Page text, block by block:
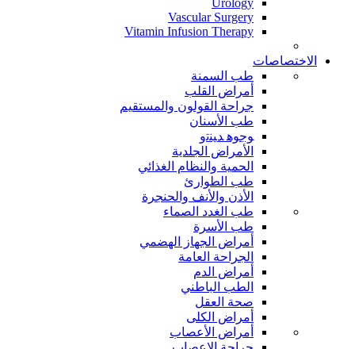
Vascular Surgery
Vitamin Infusion Therapy
الاختصاصات
طب السمنة
أمراض القلب
جراحة القولون والمستقيم
طب الأسنان
ﻮﺟﻮﻫ ﺪﻴﻨﺗﻭ
الأمراض الجلدية
الحمية والنظام الغذائي
طب الطوارئ
الأذن والأنف والحنجرة
طب الغدد الصماء
طب الأسرة
أمراض الجهاز الهضمي
الجراحة العامة
أمراض الدم
الطب الباطني
صحة العقل
أمراض الكلى
أمراض الأعصاب